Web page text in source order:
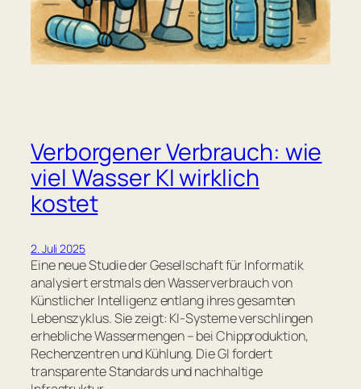
Verborgener Verbrauch: wie
viel Wasser KI wirklich
kostet
2. Juli 2025
Eine neue Studie der Gesellschaft für Informatik
analysiert erstmals den Wasserverbrauch von
Künstlicher Intelligenz entlang ihres gesamten
Lebenszyklus. Sie zeigt: KI-Systeme verschlingen
erhebliche Wassermengen – bei Chipproduktion,
Rechenzentren und Kühlung. Die GI fordert
transparente Standards und nachhaltige